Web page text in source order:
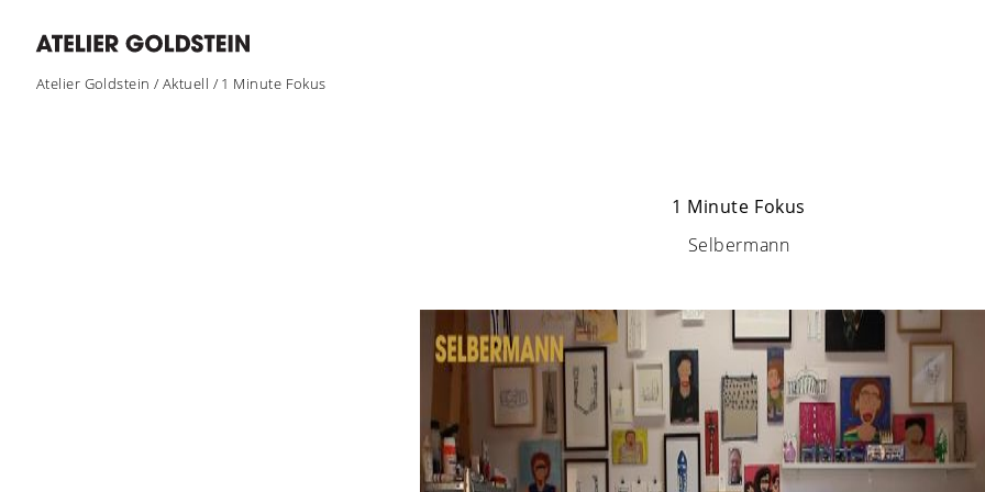
Atelier Goldstein /Aktuell /1 Minute Fokus
1 Minute Fokus
Selbermann